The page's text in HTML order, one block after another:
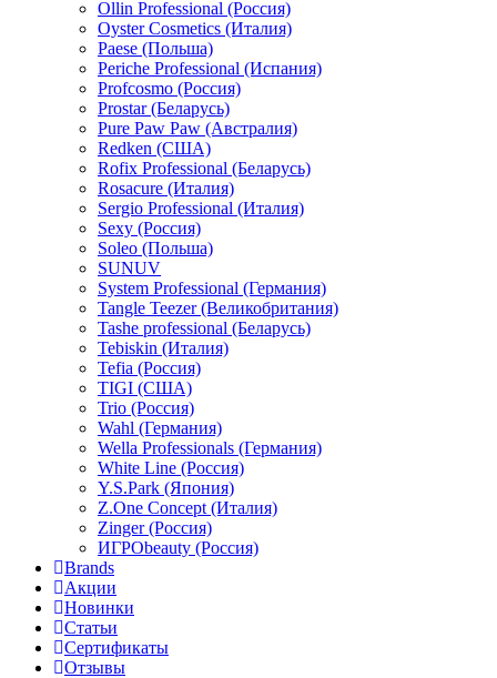
Ollin Professional (Россия)
Oyster Cosmetics (Италия)
Paese (Польша)
Periche Professional (Испания)
Profcosmo (Россия)
Prostar (Беларусь)
Pure Paw Paw (Австралия)
Redken (США)
Rofix Professional (Беларусь)
Rosacure (Италия)
Sergio Professional (Италия)
Sexy (Россия)
Soleo (Польша)
SUNUV
System Professional (Германия)
Tangle Teezer (Великобритания)
Tashe professional (Беларусь)
Tebiskin (Италия)
Tefia (Россия)
TIGI (США)
Trio (Россия)
Wahl (Германия)
Wella Professionals (Германия)
White Line (Россия)
Y.S.Park (Япония)
Z.One Concept (Италия)
Zinger (Россия)
ИГРОbeauty (Россия)
Brands
Акции
Новинки
Статьи
Сертификаты
Отзывы